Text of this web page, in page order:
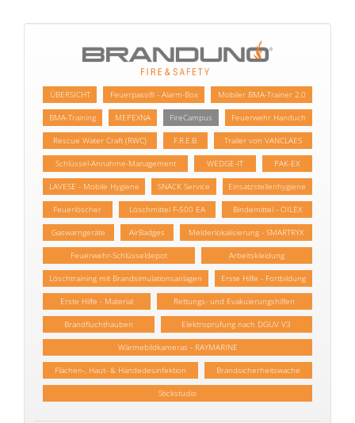
ÜBERSICHT Feuerpass® - Alarm-Box Mobiler BMA-Trainer 2.0
BMA-Training MEPEXNA FireCampus Feuerwehr Handuch
Rescue Water Craft (RWC) F.R.E.B. Trailer von VANCLAES
Schlüssel-Annahme-Management WEDGE-IT PAK-EX
LAVESE - Mobile Hygiene SNACK Service Einsatzstellenhygiene
Feuerlöscher Löschmittel F-500 EA Bindemittel - OILEX
Gaswarngeräte AirBadges Melderlokalisierung - SMARTRYX
Feuerwehr-Schlüsseldepot Arbeitskleidung
Löschtraining mit Brandsimulationsanlagen Erste Hilfe - Fortbildung
Erste Hilfe - Material Rettungs- und Evakuierungshilfen
Brandfluchthauben Elektroprüfung nach DGUV V3
Wärmebildkameras - RAYMARINE
Flächen-, Haut- & Händedesinfektion Brandsicherheitswache
Stickstudio